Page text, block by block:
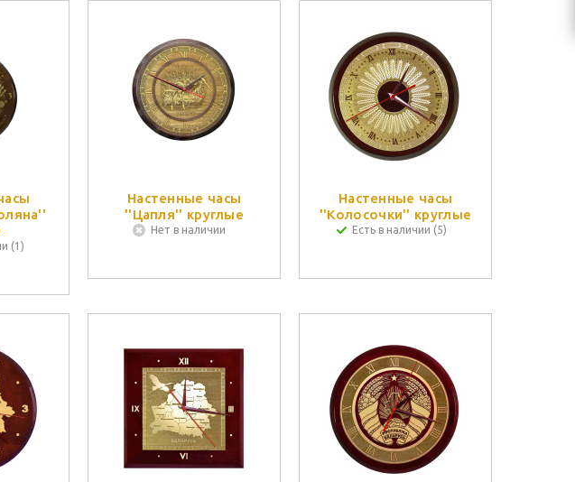
(1)
Настенные часы
''Цапля'' круглые
Нет в наличии
Настенные часы
''Колосочки'' круглые
Есть в наличии (5)